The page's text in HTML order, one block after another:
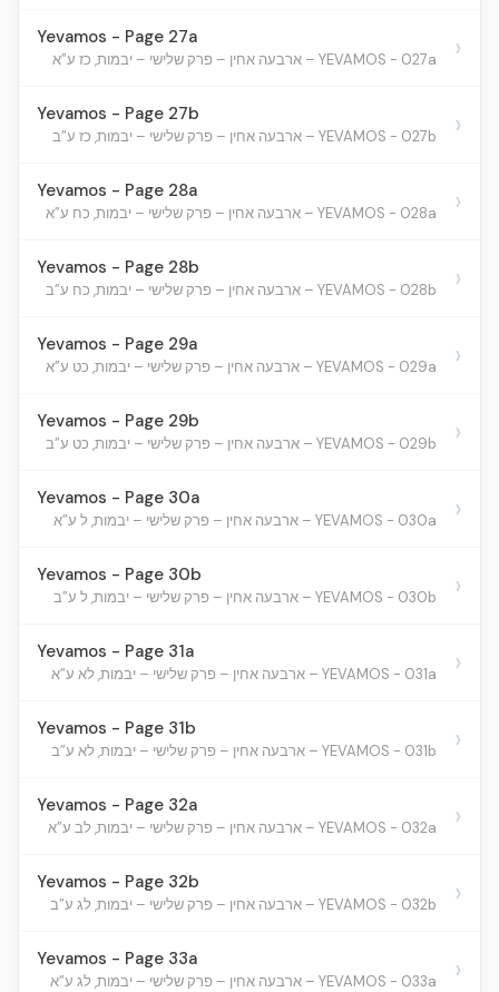
Yevamos - Page 27a
YEVAMOS - 027a – ארבעה אחין – פרק שלישי – יבמות, כז ע”א ›
Yevamos - Page 27b
YEVAMOS - 027b – ארבעה אחין – פרק שלישי – יבמות, כז ע”ב ›
Yevamos - Page 28a
YEVAMOS - 028a – ארבעה אחין – פרק שלישי – יבמות, כח ע”א ›
Yevamos - Page 28b
YEVAMOS - 028b – ארבעה אחין – פרק שלישי – יבמות, כח ע”ב ›
Yevamos - Page 29a
YEVAMOS - 029a – ארבעה אחין – פרק שלישי – יבמות, כט ע”א ›
Yevamos - Page 29b
YEVAMOS - 029b – ארבעה אחין – פרק שלישי – יבמות, כט ע”ב ›
Yevamos - Page 30a
YEVAMOS - 030a – ארבעה אחין – פרק שלישי – יבמות, ל ע”א ›
Yevamos - Page 30b
YEVAMOS - 030b – ארבעה אחין – פרק שלישי – יבמות, ל ע”ב ›
Yevamos - Page 31a
YEVAMOS - 031a – ארבעה אחין – פרק שלישי – יבמות, לא ע”א ›
Yevamos - Page 31b
YEVAMOS - 031b – ארבעה אחין – פרק שלישי – יבמות, לא ע”ב ›
Yevamos - Page 32a
YEVAMOS - 032a – ארבעה אחין – פרק שלישי – יבמות, לב ע”א ›
Yevamos - Page 32b
YEVAMOS - 032b – ארבעה אחין – פרק שלישי – יבמות, לג ע”ב ›
Yevamos - Page 33a
YEVAMOS - 033a – ארבעה אחין – פרק שלישי – יבמות, לג ע”א ›